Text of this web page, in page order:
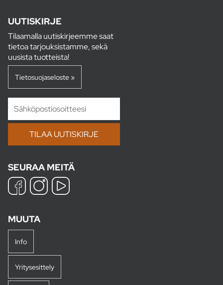
UUTISKIRJE
Tilaamalla uutiskirjeemme saat
tietoa tarjouksistamme, sekä
uusista tuotteista!
Tietosuojaseloste »
SEURAA MEITÄ
MUUTA
Info
Yritysesittely